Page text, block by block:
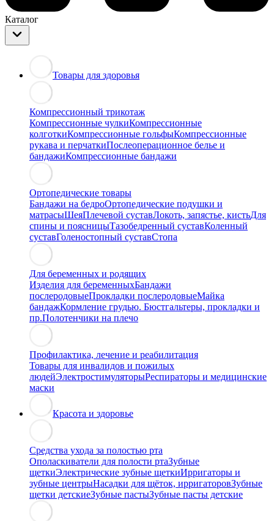
Каталог
Товары для здоровья
Компрессионный трикотаж
Компрессионные чулкиКомпрессионные
колготкиКомпрессионные гольфыКомпрессионные
рукава и перчаткиПослеоперационное белье и
бандажиКомпрессионные бандажи
Ортопедические товары
Бандажи на бедроОртопедические подушки и
матрасыШеяПлечевой суставЛокоть, запястье, кистьДля
спины и поясницыТазобедренный суставКоленный
суставГоленостопный суставСтопа
Для беременных и родящих
Изделия для беременныхБандажи
послеродовыеПрокладки послеродовыеМайка
бандажКормление грудью. Бюстгальтеры, прокладки и
пр.Полотенчики на плечо
Профилактика, лечение и реабилитация
Товары для инвалидов и пожилых
людейЭлектростимуляторыРеспираторы и медицинские
маски
Красота и здоровье
Средства ухода за полостью рта
Ополаскиватели для полости ртаЗубные
щеткиЭлектрические зубные щеткиИрригаторы и
зубные центрыНасадки для щёток, ирригаторовЗубные
щетки детскиеЗубные пастыЗубные пасты детские